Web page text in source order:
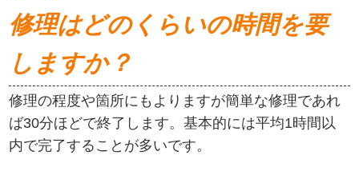
修理はどのくらいの時間を要
しますか？
修理の程度や箇所にもよりますが簡単な修理であれ
ば30分ほどで終了します。基本的には平均1時間以
内で完了することが多いです。